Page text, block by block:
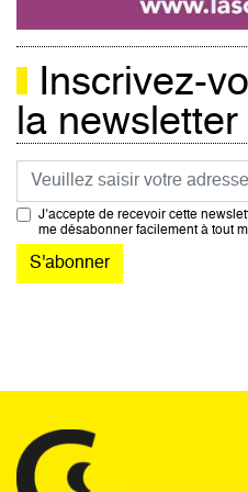
Inscrivez-
la newsletter
Courriel
J’accepte de recevoir cette
me désabonner facilement à tout